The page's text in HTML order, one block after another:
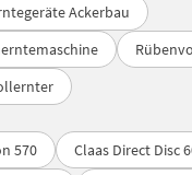
Ackerbau
570
Claas Direct Disc